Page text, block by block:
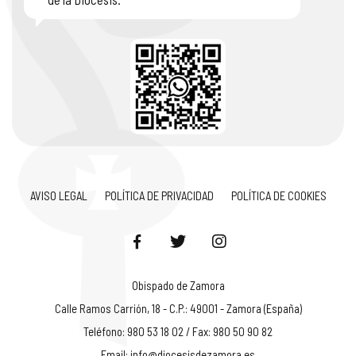
AVISO LEGAL POLÍTICA DE PRIVACIDAD POLÍTICA DE COOKIES
Obispado de Zamora
Calle Ramos Carrión, 18 - C.P.: 49001 - Zamora (España)
Teléfono: 980 53 18 02 / Fax: 980 50 90 82